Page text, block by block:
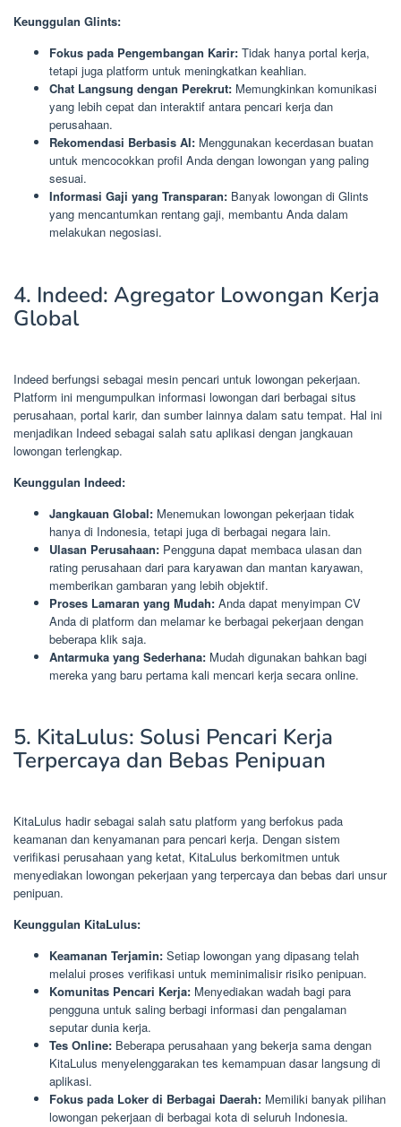
Keunggulan Glints:
Fokus pada Pengembangan Karir: Tidak hanya portal kerja,
tetapi juga platform untuk meningkatkan keahlian.
Chat Langsung dengan Perekrut: Memungkinkan komunikasi
yang lebih cepat dan interaktif antara pencari kerja dan
perusahaan.
Rekomendasi Berbasis AI: Menggunakan kecerdasan buatan
untuk mencocokkan profil Anda dengan lowongan yang paling
sesuai.
Informasi Gaji yang Transparan: Banyak lowongan di Glints
yang mencantumkan rentang gaji, membantu Anda dalam
melakukan negosiasi.
4. Indeed: Agregator Lowongan Kerja
Global
Indeed berfungsi sebagai mesin pencari untuk lowongan pekerjaan.
Platform ini mengumpulkan informasi lowongan dari berbagai situs
perusahaan, portal karir, dan sumber lainnya dalam satu tempat. Hal ini
menjadikan Indeed sebagai salah satu aplikasi dengan jangkauan
lowongan terlengkap.
Keunggulan Indeed:
Jangkauan Global: Menemukan lowongan pekerjaan tidak
hanya di Indonesia, tetapi juga di berbagai negara lain.
Ulasan Perusahaan: Pengguna dapat membaca ulasan dan
rating perusahaan dari para karyawan dan mantan karyawan,
memberikan gambaran yang lebih objektif.
Proses Lamaran yang Mudah: Anda dapat menyimpan CV
Anda di platform dan melamar ke berbagai pekerjaan dengan
beberapa klik saja.
Antarmuka yang Sederhana: Mudah digunakan bahkan bagi
mereka yang baru pertama kali mencari kerja secara online.
5. KitaLulus: Solusi Pencari Kerja
Terpercaya dan Bebas Penipuan
KitaLulus hadir sebagai salah satu platform yang berfokus pada
keamanan dan kenyamanan para pencari kerja. Dengan sistem
verifikasi perusahaan yang ketat, KitaLulus berkomitmen untuk
menyediakan lowongan pekerjaan yang terpercaya dan bebas dari unsur
penipuan.
Keunggulan KitaLulus:
Keamanan Terjamin: Setiap lowongan yang dipasang telah
melalui proses verifikasi untuk meminimalisir risiko penipuan.
Komunitas Pencari Kerja: Menyediakan wadah bagi para
pengguna untuk saling berbagi informasi dan pengalaman
seputar dunia kerja.
Tes Online: Beberapa perusahaan yang bekerja sama dengan
KitaLulus menyelenggarakan tes kemampuan dasar langsung di
aplikasi.
Fokus pada Loker di Berbagai Daerah: Memiliki banyak pilihan
lowongan pekerjaan di berbagai kota di seluruh Indonesia.